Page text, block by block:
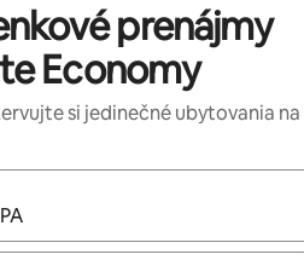
prenájmy
Economy
si jedinečné ubytovania na
k dispozícii, môžete si ich